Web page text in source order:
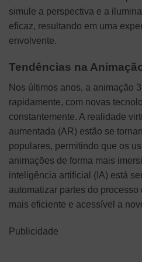
simule a perspectiva e a
eficaz, resultando em uma
envolvente.
Tendências na
Nos últimos anos, a animação
rapidamente, com novas
constantemente. A realidade
aumentada (AR) estão se
populares, permitindo que os
animações de forma mais
inteligência artificial (IA) está
automatizar partes do
mais eficiente e acessível a
Publicidade